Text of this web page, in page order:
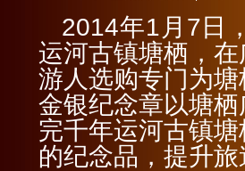
2014年1月7日
运河古镇塘栖，
游人选购专门为
金银纪念章以塘
完千年运河古镇
的纪念品，提升